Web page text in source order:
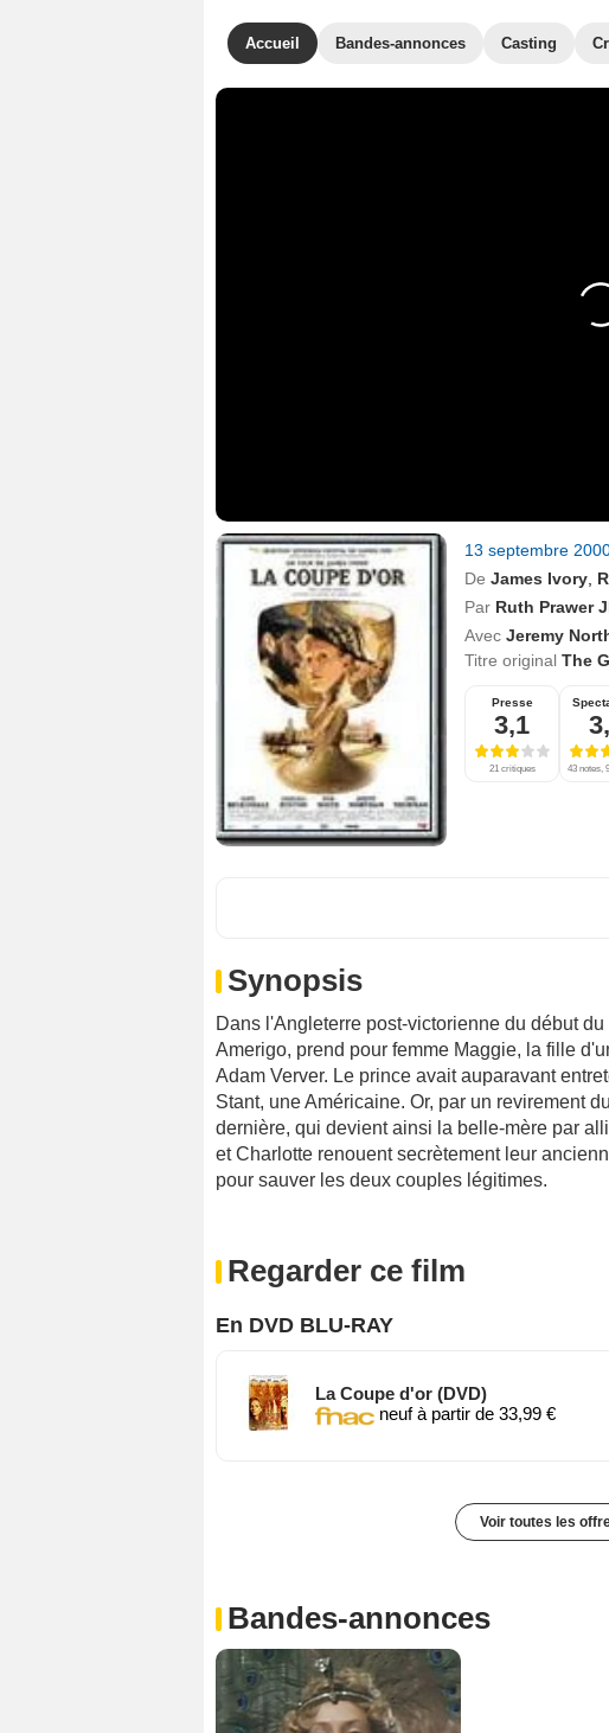
Accueil Bandes-annonces Casting
13 septembre
De James Ivory
Par Ruth Prawer
Avec Jeremy
Titre original The
Presse
3,1
21 critiques 43 notes,
Synopsis
Dans l'Angleterre post-victorienne du début
Amerigo, prend pour femme Maggie, la fille
Adam Verver. Le prince avait auparavant
Stant, une Américaine. Or, par un revirement
dernière, qui devient ainsi la belle-mère par
et Charlotte renouent secrètement leur
pour sauver les deux couples légitimes.
Regarder ce film
En DVD BLU-RAY
La Coupe d'or (DVD)
neuf à partir de 33,99 €
Voir toutes les
Bandes-annonces